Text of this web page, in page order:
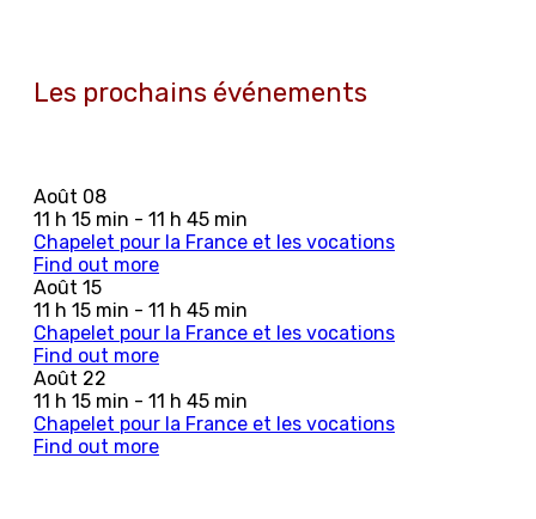
Les prochains événements
Août 08
11 h 15 min - 11 h 45 min
Chapelet pour la France et les vocations
Find out more
Août 15
11 h 15 min - 11 h 45 min
Chapelet pour la France et les vocations
Find out more
Août 22
11 h 15 min - 11 h 45 min
Chapelet pour la France et les vocations
Find out more